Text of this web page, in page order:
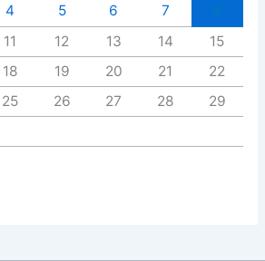
4 5 6 7
11 12 13 14
15
18 19 20 21
22
25 26 27 28
29